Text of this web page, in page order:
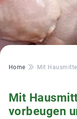
Pfadnavigation
Home Mit
Mit
vorbeugen